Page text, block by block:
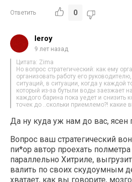
Ответить 0
leroy
9 лет назад
Цитата: Zima
Но вопрос стратегический: как ему
организовать работу его
ситуаций, в ситуации, когда у каждой
который из-за бутыли воды заезжает
каждого барина пока уедет и снизить
точек до ..скольки приемлемо?! какие
Да ну куда уж нам до вас, ясен
Вопрос ваш стратегический
пи*ор автор проехать
параллельно Хитриле,
валить по своих скудоумным
хватает, как вы говорите,